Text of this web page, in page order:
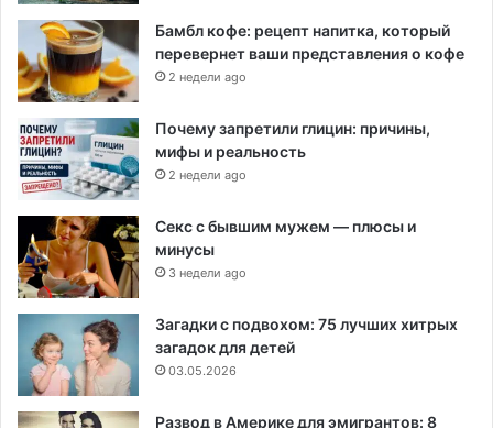
Бамбл кофе: рецепт напитка, который
перевернет ваши представления о кофе
2 недели ago
Почему запретили глицин: причины,
мифы и реальность
2 недели ago
Секс с бывшим мужем — плюсы и
минусы
3 недели ago
Загадки с подвохом: 75 лучших хитрых
загадок для детей
03.05.2026
Развод в Америке для эмигрантов: 8